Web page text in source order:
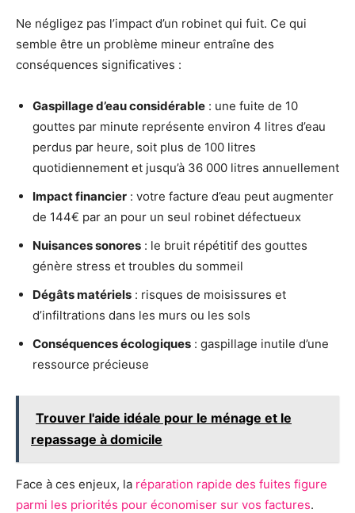
Ne négligez pas l’impact d’un robinet qui fuit. Ce qui
semble être un problème mineur entraîne des
conséquences significatives :
Gaspillage d’eau considérable : une fuite de 10
gouttes par minute représente environ 4 litres d’eau
perdus par heure, soit plus de 100 litres
quotidiennement et jusqu’à 36 000 litres annuellement
Impact financier : votre facture d’eau peut augmenter
de 144€ par an pour un seul robinet défectueux
Nuisances sonores : le bruit répétitif des gouttes
génère stress et troubles du sommeil
Dégâts matériels : risques de moisissures et
d’infiltrations dans les murs ou les sols
Conséquences écologiques : gaspillage inutile d’une
ressource précieuse
Trouver l'aide idéale pour le ménage et le
repassage à domicile
Face à ces enjeux, la réparation rapide des fuites figure
parmi les priorités pour économiser sur vos factures.